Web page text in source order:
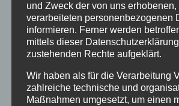
Treffen an der
Salzdetfurth –
Gedenken an Todesfälle
Verschickung, am 11.4.26
und Zweck der von uns erhobenen,
verarbeiteten personenbezogenen
informieren. Ferner werden
mittels dieser
zustehenden Rechte aufgeklärt.
Wir haben als für die Verarbeitung
zahlreiche technische und
Maßnahmen umgesetzt, um einen